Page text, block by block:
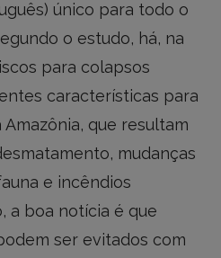
único para todo o
o estudo, há, na
para colapsos
características para
que resultam
mudanças
e incêndios
a boa notícia é que
ser evitados com